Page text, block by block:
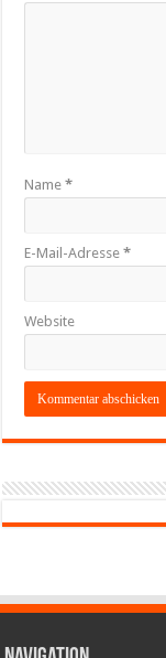
Name*
E-Mail-Adresse*
Website